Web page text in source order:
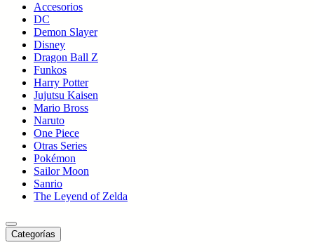
Accesorios
DC
Demon Slayer
Disney
Dragon Ball Z
Funkos
Harry Potter
Jujutsu Kaisen
Mario Bross
Naruto
One Piece
Otras Series
Pokémon
Sailor Moon
Sanrio
The Leyend of Zelda
Categorías